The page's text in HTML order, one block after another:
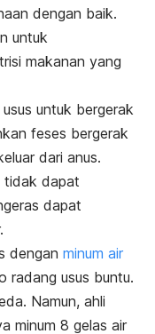
dengan baik.
untuk
makanan yang
untuk bergerak
feses bergerak
dari anus.
tidak dapat
dapat
dengan minum air
radang usus buntu.
Namun, ahli
minum 8 gelas air